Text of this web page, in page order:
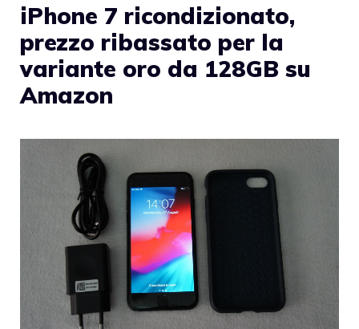
iPhone 7 ricondizionato,
prezzo ribassato per la
variante oro da 128GB su
Amazon